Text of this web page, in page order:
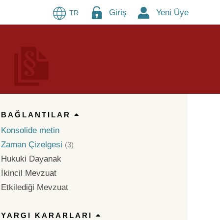
TR Giriş Yeni Üye
BAĞLANTILAR
Konsolide metin
Zaman Çizelgesi (3)
Hukuki Dayanak
İkincil Mevzuat
Etkilediği Mevzuat
YARGI KARARLARI